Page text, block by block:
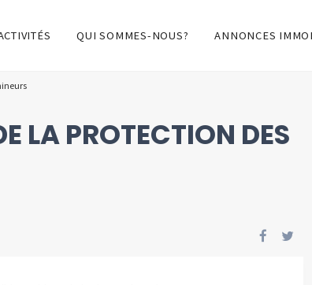
QUI SOMMES-NOUS? ANNONCES
LA PROTECTION DES